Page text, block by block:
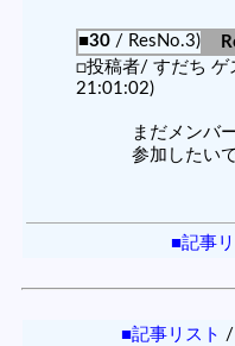
■30 / ResNo.3)
□投稿者/ すだち
21:01:02)
まだメンバ
参加したい
■記事
■記事リスト /